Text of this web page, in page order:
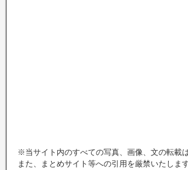
※当サイト内のすべての写真、画像、文の転載
また、まとめサイト等への引用を厳禁いたしま